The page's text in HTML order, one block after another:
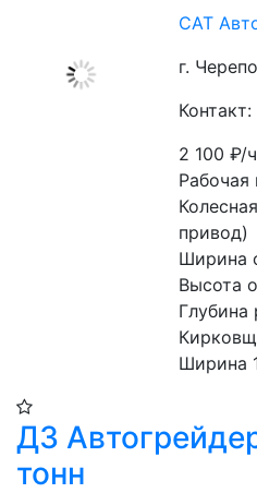
CAT
г.
2 100₽/
Рабочая
привод)
Ширина
Высота
Ширина
ДЗ
тонн